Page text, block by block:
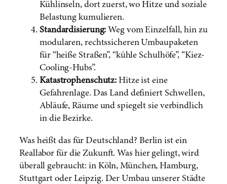
Kühlinseln, dort zuerst, wo Hitze und soziale
Belastung kumulieren.
Standardisierung: Weg vom Einzelfall, hin zu
modularen, rechtssicheren Umbaupaketen
für “heiße Straßen”, “kühle Schulhöfe”, “Kiez-
Cooling-Hubs”.
Katastrophenschutz: Hitze ist eine
Gefahrenlage. Das Land definiert Schwellen,
Abläufe, Räume und spiegelt sie verbindlich
in die Bezirke.
Was heißt das für Deutschland? Berlin ist ein
Reallabor für die Zukunft. Was hier gelingt, wird
überall gebraucht: in Köln, München, Hamburg,
Stuttgart oder Leipzig. Der Umbau unserer Städte